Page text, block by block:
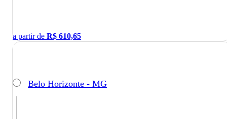
a partir de R$ 610,65
Belo Horizonte - MG